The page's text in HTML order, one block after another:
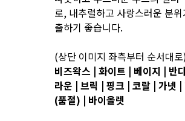
로, 내추럴하고 사랑스러운 분위
출하기 좋습니다.
(상단 이미지 좌측부터 순서대
비즈왁스 | 화이트 | 베이지 | 반
라운 | 브릭 | 핑크 | 코랄 | 가넷 |
(품절) | 바이올렛